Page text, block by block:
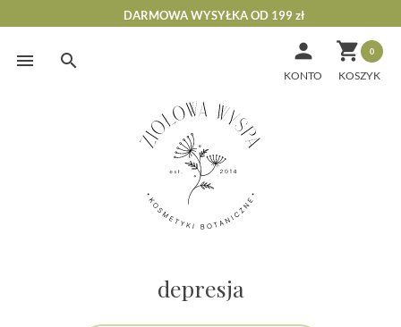
Skip
DARMOWA WYSYŁKA OD 199 zł
 0

KONTO
depresja